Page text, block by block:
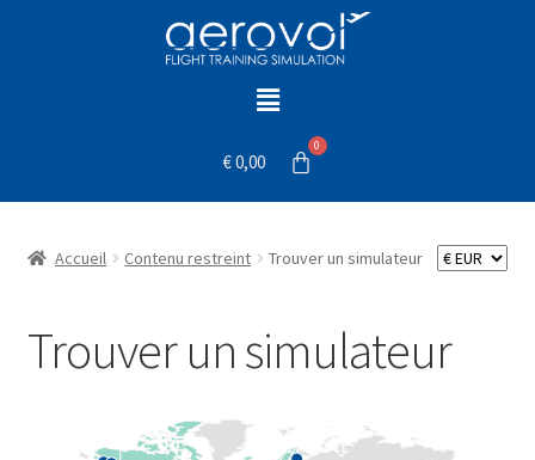
€0,00
Accueil Contenu restreint Trouver un simulateur
Trouver un simulateur